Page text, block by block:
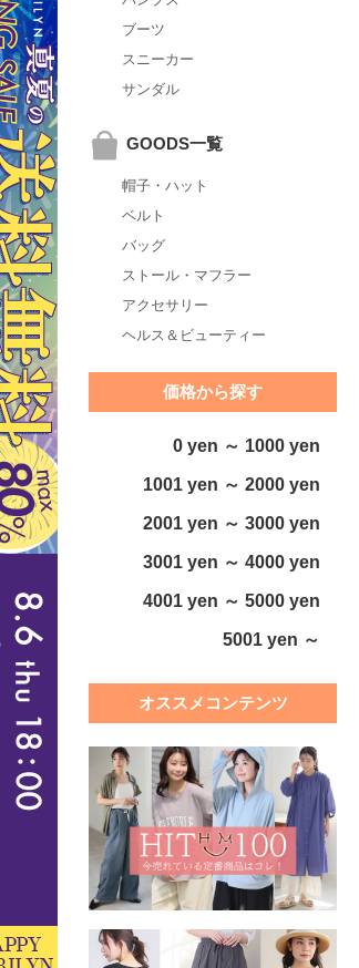
ブーツ
スニーカー
サンダル
GOODS一覧
帽子・ハット
ベルト
バッグ
ストール・マフラー
アクセサリー
ヘルス＆ビューティー
価格から探す
0 yen ～ 1000 yen
1001 yen ～ 2000 yen
2001 yen ～ 3000 yen
3001 yen ～ 4000 yen
4001 yen ～ 5000 yen
5001 yen ～
オススメコンテンツ